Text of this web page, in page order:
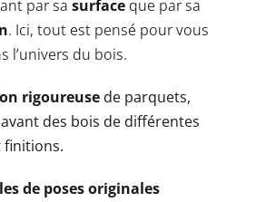
par sa surface que par sa
. Ici, tout est pensé pour vous
l’univers du bois.
rigoureusede parquets,
des bois de différentes
finitions.
de poses originales